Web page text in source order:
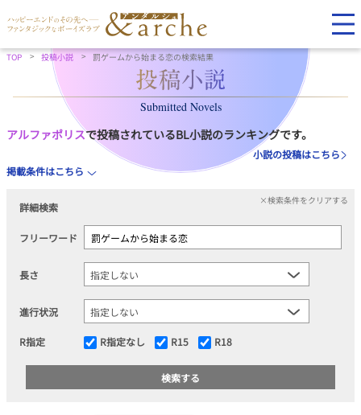
TOP 投稿小説 罰ゲームから始まる恋の検索結果
Submitted Novels
アルファポリスで投稿されているBL小説のランキングです。
小説の投稿はこちら
掲載条件はこちら
詳細検索
×検索条件をクリアする
フリーワード
長さ
進行状況
R指定 R指定なし R15 R18